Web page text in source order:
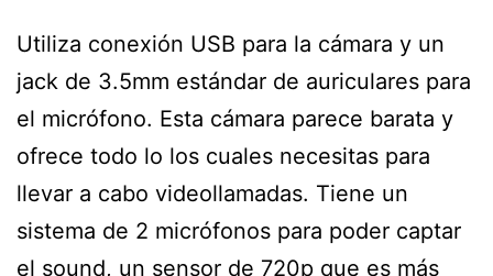
Utiliza conexión USB para la cámara y un
jack de 3.5mm estándar de auriculares para
el micrófono. Esta cámara parece barata y
ofrece todo lo los cuales necesitas para
llevar a cabo videollamadas. Tiene un
sistema de 2 micrófonos para poder captar
el sound, un sensor de 720p que es más